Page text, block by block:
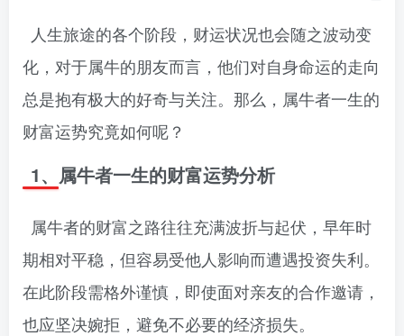
人生旅途的各个阶段，财运状况也会随之波动变
化，对于属牛的朋友而言，他们对自身命运的走向
总是抱有极大的好奇与关注。那么，属牛者一生的
财富运势究竟如何呢？
1、属牛者一生的财富运势分析
属牛者的财富之路往往充满波折与起伏，早年时
期相对平稳，但容易受他人影响而遭遇投资失利。
在此阶段需格外谨慎，即使面对亲友的合作邀请，
也应坚决婉拒，避免不必要的经济损失。